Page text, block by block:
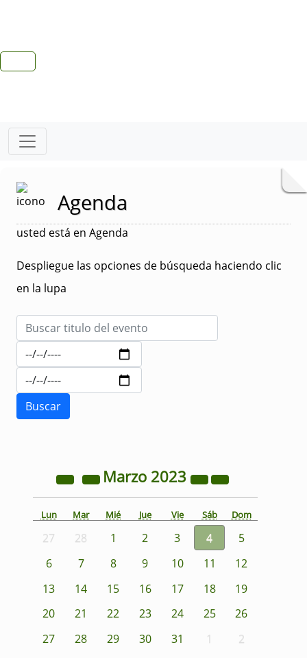
Agenda
usted está en Agenda
Despliegue las opciones de búsqueda haciendo clic
en la lupa
Marzo 2023
Lun Mar Mié Jue Vie Sáb Dom
27 28 1 2 3 4
5
6
7 8 9 10 11
12
13
14 15 16 17 18
19
20
21 22 23 24 25
26
27
28 29 30 31 1 2